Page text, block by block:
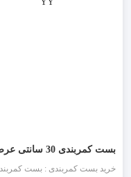
بست کمربندی 30 سانتی عرض 7.6 YY